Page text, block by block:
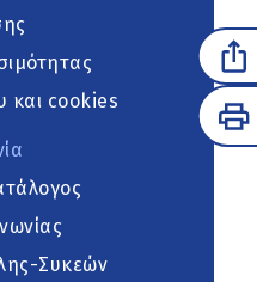
και cookies
Συκεών